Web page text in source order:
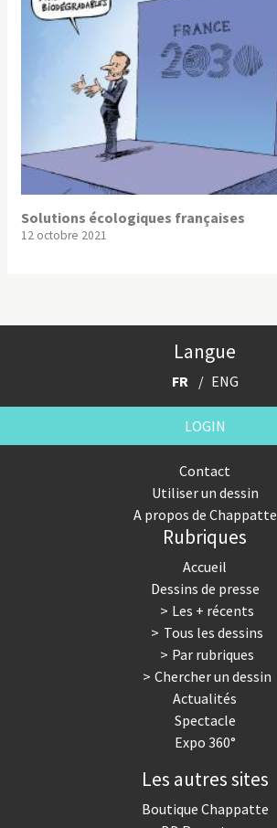
Solutions écologiques françaises
12 octobre 2021
Langue
FR ENG
LOGIN
Contact
Utiliser un dessin
A propos de Chappatte
Rubriques
Accueil
Dessins de presse
Les + récents
Tous les dessins
Par rubriques
Chercher un dessin
Actualités
Spectacle
Expo 360°
Les autres sites
Boutique Chappatte